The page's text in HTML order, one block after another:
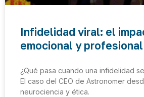
Infidelidad viral: el
emocional y profesional
¿Qué pasa cuando una infidelidad
El caso del CEO de Astronomer
neurociencia y ética.